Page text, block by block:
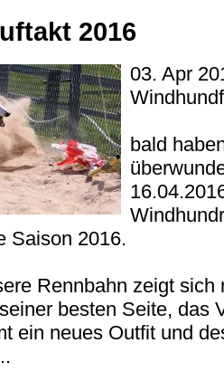
2016
03. Apr
bald
Saison 2016.
Rennbahn zeigt sich
besten Seite, das
ein neues Outfit und